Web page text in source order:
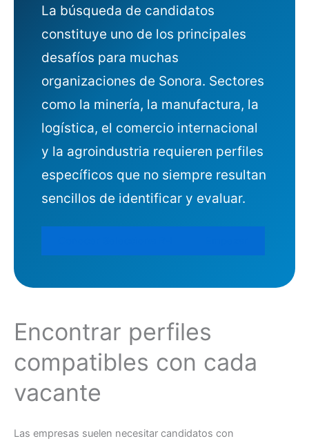
La búsqueda de candidatos
constituye uno de los principales
desafíos para muchas
organizaciones de Sonora. Sectores
como la minería, la manufactura, la
logística, el comercio internacional
y la agroindustria requieren perfiles
específicos que no siempre resultan
sencillos de identificar y evaluar.
Encontrar perfiles
compatibles con cada
vacante
Las empresas suelen necesitar candidatos con